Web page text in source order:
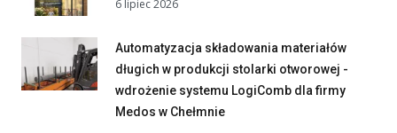
6 lipiec 2026
Automatyzacja składowania materiałów
długich w produkcji stolarki otworowej -
wdrożenie systemu LogiComb dla firmy
Medos w Chełmnie